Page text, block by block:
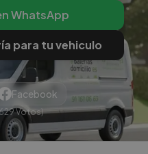
WhatsApp
para tu vehiculo
Facebook
Votos)